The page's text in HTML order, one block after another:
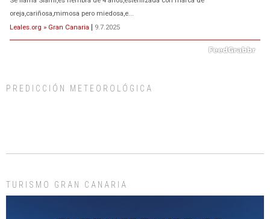
oreja,cariñosa,mimosa pero miedosa,e...
Leales.org » Gran Canaria | 9.7.2025
días, ella incluida...
PREDICCIÓN METEOROLÓGICA
TURISMO GRAN CANARIA